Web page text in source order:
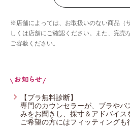
ワコール_キッズ
ワコール_ジュニア
Yue（ユエ）
ワコールメン
ワコール_カルソン
※店舗によっては、お取扱いのない商品（
しくは店舗にご確認ください。また、完売
ご容赦ください。
【ブラ無料診断】
専門のカウンセラーが、ブラやバ
みをお聞きし、採寸＆アドバイス
ご希望の方にはフィッティングも